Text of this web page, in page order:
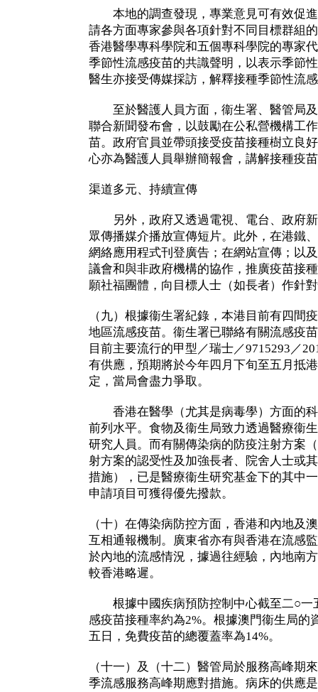
本地的調查發現，專業意見可有效促進
請各方面專家參與各項針對不同目標群組
香港醫學專科學院和五個專科學院的專家
季節性流感疫苗的共識聲明，以表示季節
醫生亦接受傳媒採訪，解釋接種季節性流
至於醫護人員方面，衞生署、醫管局及
聯合新聞發布會，以鼓勵在公私營機構工
苗。政府官員並帶頭接受疫苗接種樹立良
心亦為醫護人員舉辦簡報會，講解接種疫
渠道多元、持續宣傳
另外，政府又透過電視、電台、政府新
眾傳播媒介播放宣傳短片。此外，在港鐵
網絡應用程式刊登廣告；在網站宣傳；以
議會和與非政府機構的協作，推廣疫苗接
願社福團體，向目標人士（如長者）作針
（九）根據衞生署紀錄，本港目前有四間
地區流感疫苗。衞生署已聯絡有關流感疫
目前主要流行的甲型／瑞士／9715293／
有供應，預期將於今年四月下旬至五月抵
定，當局會盡力爭取。
香港在醫學（尤其是病毒學）方面的科
前列水平。食物及衞生局致力透過醫療衞
研究人員。而有關傳染病的防疫注射方案
射方案的認受性及加強長者、院舍人士或
措施），已是醫療衞生研究基金下的其中
申請項目可獲得優先撥款。
（十）在傳染病防控方面，香港和內地及
互相通報機制。廣東省亦有與香港在流感
於內地的流感情況，據過往經驗，內地南
較香港略遲。
根據中國疾病預防控制中心截至二○一
感疫苗接種率約為2%。根據澳門衞生局的
五日，免費疫苗的總覆蓋率為14%。
（十一）及（十二）醫管局於服務高峰期
季流感服務高峰期應對措施。病床的供應